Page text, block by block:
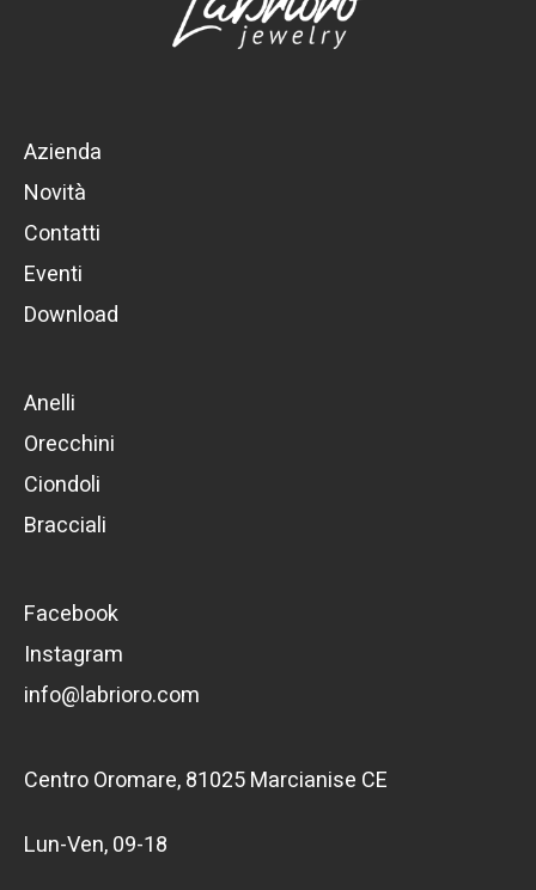
Azienda
Novità
Contatti
Eventi
Download
Anelli
Orecchini
Ciondoli
Bracciali
Facebook
Instagram
info@labrioro.com
Centro Oromare, 81025 Marcianise CE
Lun-Ven, 09-18